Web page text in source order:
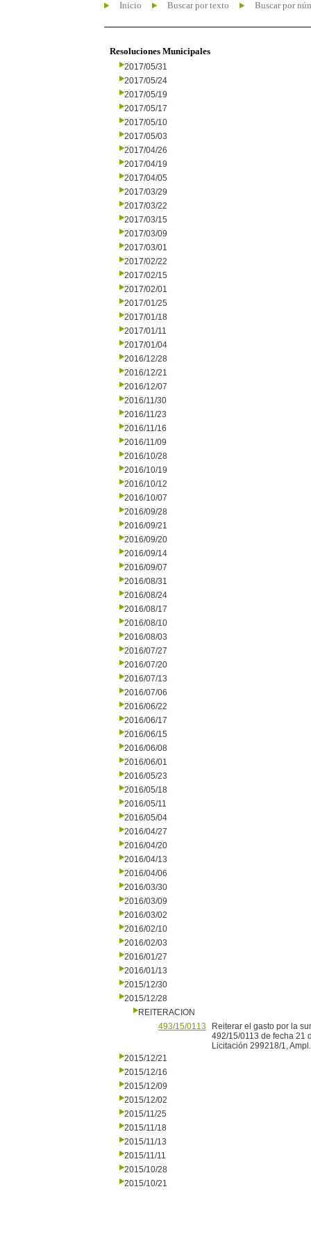
Inicio Buscar por texto Buscar por
Resoluciones Municipales
2017/05/31
2017/05/24
2017/05/19
2017/05/17
2017/05/10
2017/05/03
2017/04/26
2017/04/19
2017/04/05
2017/03/29
2017/03/22
2017/03/15
2017/03/09
2017/03/01
2017/02/22
2017/02/15
2017/02/01
2017/01/25
2017/01/18
2017/01/11
2017/01/04
2016/12/28
2016/12/21
2016/12/07
2016/11/30
2016/11/23
2016/11/16
2016/11/09
2016/10/28
2016/10/19
2016/10/12
2016/10/07
2016/09/28
2016/09/21
2016/09/20
2016/09/14
2016/09/07
2016/08/31
2016/08/24
2016/08/17
2016/08/10
2016/08/03
2016/07/27
2016/07/20
2016/07/13
2016/07/06
2016/06/22
2016/06/17
2016/06/15
2016/06/08
2016/06/01
2016/05/23
2016/05/18
2016/05/11
2016/05/04
2016/04/27
2016/04/20
2016/04/13
2016/04/06
2016/03/30
2016/03/09
2016/03/02
2016/02/10
2016/02/03
2016/01/27
2016/01/13
2015/12/30
2015/12/28
REITERACION
493/15/0113
Reiterar el gasto por la
492/15/0113 de fecha 21
Licitación 299218/1,
2015/12/21
2015/12/16
2015/12/09
2015/12/02
2015/11/25
2015/11/18
2015/11/13
2015/11/11
2015/10/28
2015/10/21